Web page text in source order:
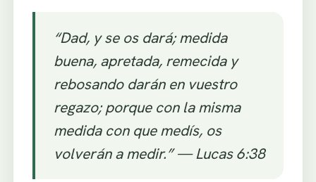
“Dad, y se os dará; medida
buena, apretada, remecida y
rebosando darán en vuestro
regazo; porque con la misma
medida con que medís, os
volverán a medir.”— Lucas 6:38